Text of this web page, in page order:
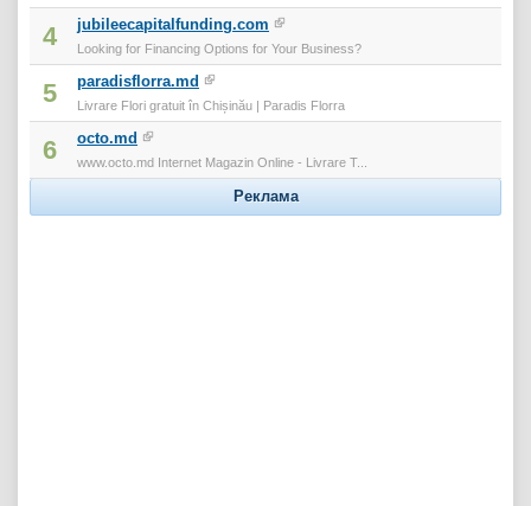
4 jubileecapitalfunding.com
Looking for Financing Options for Your Business?
5 paradisflorra.md
Livrare Flori gratuit în Chișinău | Paradis Florra
6 octo.md
www.octo.md Internet Magazin Online - Livrare T...
Реклама